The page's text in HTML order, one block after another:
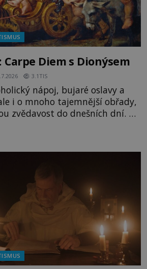
Diem s Dionýsem
3.1TIS
nápoj, bujaré oslavy a
i o mnoho tajemnější obřady,
zvědavost do dnešních dní. Co
bůh, jemuž Římané říkají